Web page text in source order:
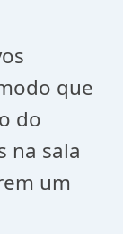
que
do
na sala
um